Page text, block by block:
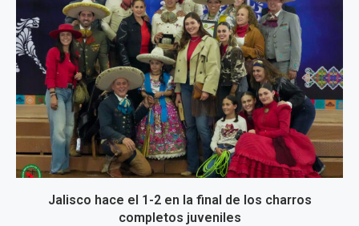
Jalisco hace el 1-2 en la final de los charros
completos juveniles